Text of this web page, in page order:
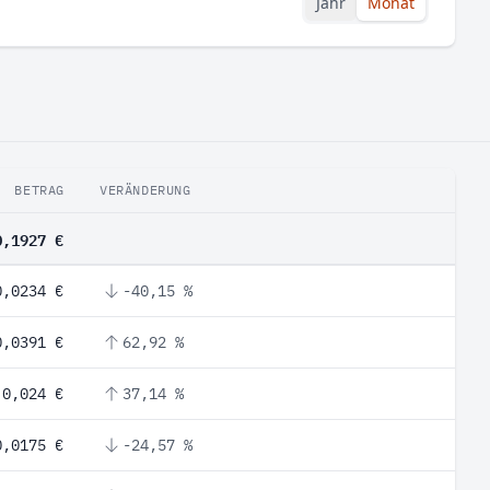
BETRAG VERÄNDERUNG
€
€ -40,15 %
€ 62,92 %
0,024 € 37,14 %
€ -24,57 %